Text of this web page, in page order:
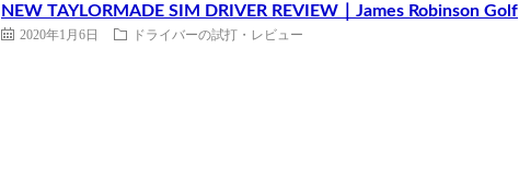
NEW TAYLORMADE SIM DRIVER REVIEW｜James Robinson Golf
2020年1月6日 ドライバーの試打・レビュー